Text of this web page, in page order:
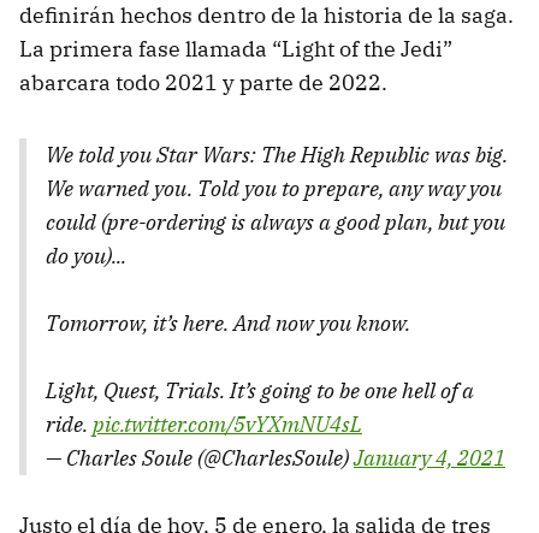
definirán hechos dentro de la historia de la saga.
La primera fase llamada “Light of the Jedi”
abarcara todo 2021 y parte de 2022.
We told you Star Wars: The High Republic was big.
We warned you. Told you to prepare, any way you
could (pre-ordering is always a good plan, but you
do you)...
Tomorrow, it’s here. And now you know.
Light, Quest, Trials. It’s going to be one hell of a
ride. pic.twitter.com/5vYXmNU4sL
— Charles Soule (@CharlesSoule)January 4, 2021
Justo el día de hoy, 5 de enero, la salida de tres